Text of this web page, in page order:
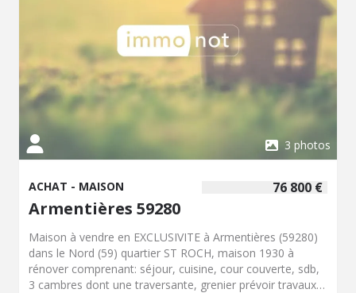
3 photos
76 800 €
ACHAT - MAISON
Armentières 59280
Maison à vendre en EXCLUSIVITE à Armentières (59280)
dans le Nord (59) quartier ST ROCH, maison 1930 à
rénover comprenant: séjour, cuisine, cour couverte, sdb,
3 cambres dont une traversante, grenier prévoir travaux